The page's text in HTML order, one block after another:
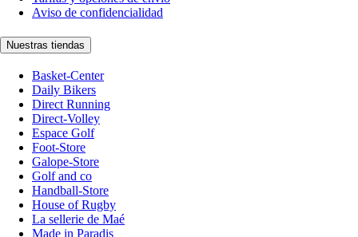
Aviso de confidencialidad
Nuestras tiendas
Basket-Center
Daily Bikers
Direct Running
Direct-Volley
Espace Golf
Foot-Store
Galope-Store
Golf and co
Handball-Store
House of Rugby
La sellerie de Maé
Made in Paradis